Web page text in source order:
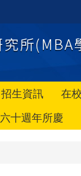
招生資訊 在
六十週年所慶